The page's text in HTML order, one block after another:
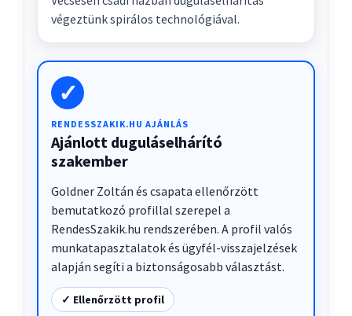
végeztünk spirálos technológiával.
✓
RENDESSZAKIK.HU AJÁNLÁS
Ajánlott duguláselhárító
szakember
Goldner Zoltán és csapata ellenőrzött
bemutatkozó profillal szerepel a
RendesSzakik.hu rendszerében. A profil valós
munkatapasztalatok és ügyfél-visszajelzések
alapján segíti a biztonságosabb választást.
✓ Ellenőrzött profil